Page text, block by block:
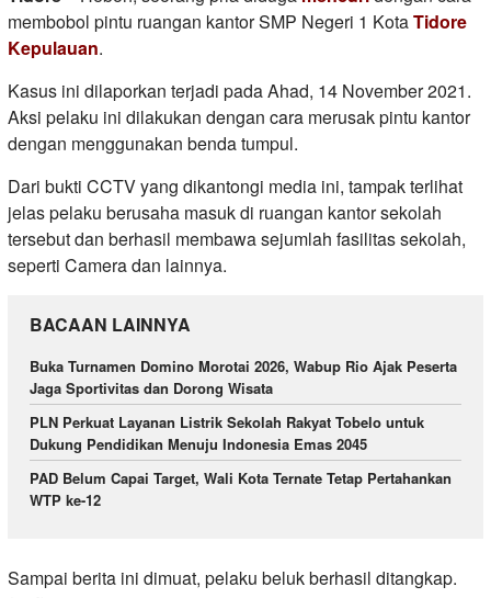
membobol pintu ruangan kantor SMP Negeri 1 KotaTidore
Kepulauan.
Kasus ini dilaporkan terjadi pada Ahad, 14 November 2021.
Aksi pelaku ini dilakukan dengan cara merusak pintu kantor
dengan menggunakan benda tumpul.
Dari bukti CCTV yang dikantongi media ini, tampak terlihat
jelas pelaku berusaha masuk di ruangan kantor sekolah
tersebut dan berhasil membawa sejumlah fasilitas sekolah,
seperti Camera dan lainnya.
BACAAN LAINNYA
Buka Turnamen Domino Morotai 2026, Wabup Rio Ajak Peserta
Jaga Sportivitas dan Dorong Wisata
PLN Perkuat Layanan Listrik Sekolah Rakyat Tobelo untuk
Dukung Pendidikan Menuju Indonesia Emas 2045
PAD Belum Capai Target, Wali Kota Ternate Tetap Pertahankan
WTP ke-12
Sampai berita ini dimuat, pelaku beluk berhasil ditangkap.